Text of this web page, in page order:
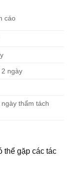
cáo
ngày
thẩm tách
thể gặp các tác